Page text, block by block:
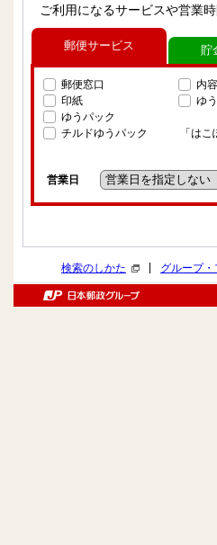
ご利用になるサービスや営業
郵便サービス
郵便窓口
印紙
ゆうパック
チルドゆうパック
内
ゆ
「は
営業日
貯
検索のしかた グループ